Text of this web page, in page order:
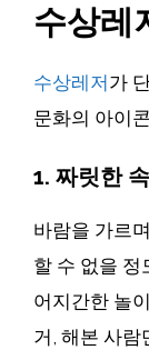
수상레
수상레저가
문화의 아이
1. 짜릿한
바람을 가르
할 수 없을 정
어지간한 놀
거, 해본 사람